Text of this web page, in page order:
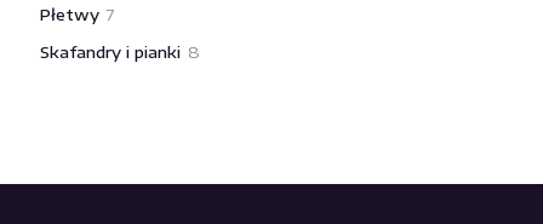
Płetwy 7
Skafandry i pianki 8